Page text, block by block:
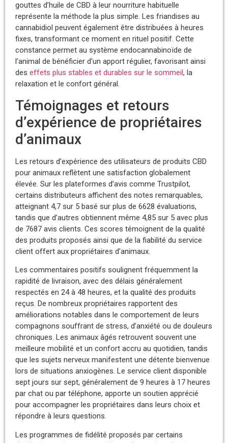
gouttes d’huile de CBD à leur nourriture habituelle
représente la méthode la plus simple. Les friandises au
cannabidiol peuvent également être distribuées à heures
fixes, transformant ce moment en rituel positif. Cette
constance permet au système endocannabinoïde de
l’animal de bénéficier d’un apport régulier, favorisant ainsi
des effets plus stables et durables sur le sommeil , la
relaxation et le confort général.
Témoignages et retours
d’expérience de propriétaires
d’animaux
Les retours d’expérience des utilisateurs de produits CBD
pour animaux reflètent une satisfaction globalement
élevée. Sur les plateformes d’avis comme Trustpilot,
certains distributeurs affichent des notes remarquables,
atteignant 4,7 sur 5 basé sur plus de 6628 évaluations,
tandis que d’autres obtiennent même 4,85 sur 5 avec plus
de 7687 avis clients. Ces scores témoignent de la qualité
des produits proposés ainsi que de la fiabilité du service
client offert aux propriétaires d’animaux.
Les commentaires positifs soulignent fréquemment la
rapidité de livraison, avec des délais généralement
respectés en 24 à 48 heures, et la qualité des produits
reçus. De nombreux propriétaires rapportent des
améliorations notables dans le comportement de leurs
compagnons souffrant de stress, d’anxiété ou de douleurs
chroniques. Les animaux âgés retrouvent souvent une
meilleure mobilité et un confort accru au quotidien, tandis
que les sujets nerveux manifestent une détente bienvenue
lors de situations anxiogènes. Le service client disponible
sept jours sur sept, généralement de 9 heures à 17 heures
par chat ou par téléphone, apporte un soutien apprécié
pour accompagner les propriétaires dans leurs choix et
répondre à leurs questions.
Les programmes de fidélité proposés par certains